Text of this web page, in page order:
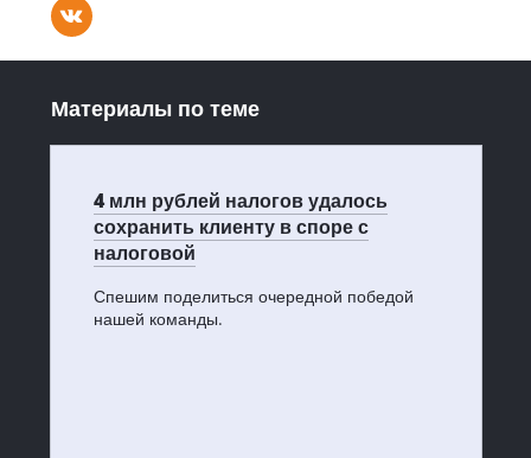
Материалы по теме
4 млн рублей налогов удалось
сохранить клиенту в споре с
налоговой
Спешим поделиться очередной победой
нашей команды.